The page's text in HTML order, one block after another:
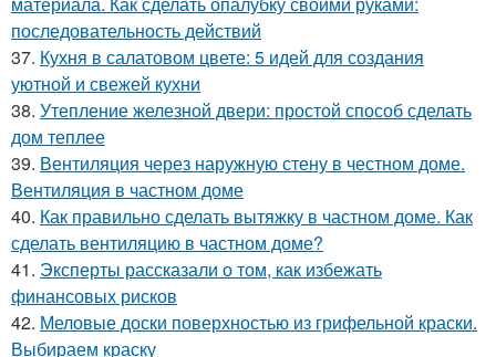
последовательность действий
37. Кухня в салатовом цвете: 5 идей для создания
уютной и свежей кухни
38. Утепление железной двери: простой способ сделать
дом теплее
39. Вентиляция через наружную стену в честном доме.
Вентиляция в частном доме
40. Как правильно сделать вытяжку в частном доме. Как
сделать вентиляцию в частном доме?
41. Эксперты рассказали о том, как избежать
финансовых рисков
42. Меловые доски поверхностью из грифельной краски.
Выбираем краску